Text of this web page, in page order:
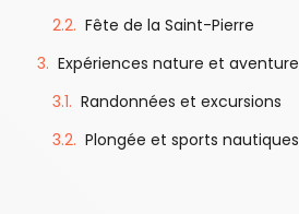
Fête de la Saint-Pierre
Expériences nature et aventure
Randonnées et excursions
Plongée et sports nautiques